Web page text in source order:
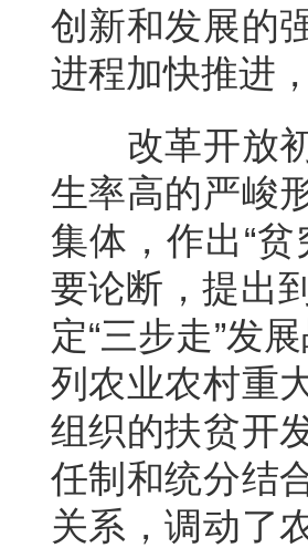
创新和发展的
进程加快推进
改革开放
生率高的严峻
集体，作出“
要论断，提出
定“三步走”发
列农业农村重
组织的扶贫开
任制和统分结
关系，调动了